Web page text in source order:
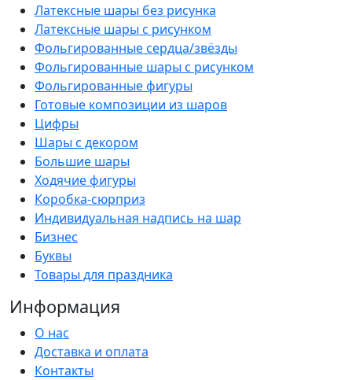
Латексные шары без рисунка
Латексные шары с рисунком
Фольгированные сердца/звёзды
Фольгированные шары с рисунком
Фольгированные фигуры
Готовые композиции из шаров
Цифры
Шары с декором
Большие шары
Ходячие фигуры
Коробка-сюрприз
Индивидуальная надпись на шар
Бизнес
Буквы
Товары для праздника
Информация
О нас
Доставка и оплата
Контакты